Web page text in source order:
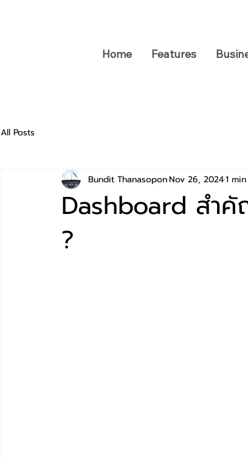
Home Features
All Posts
Dashboard สำคั
?
Bundit ThanasoponNov 26, 20241